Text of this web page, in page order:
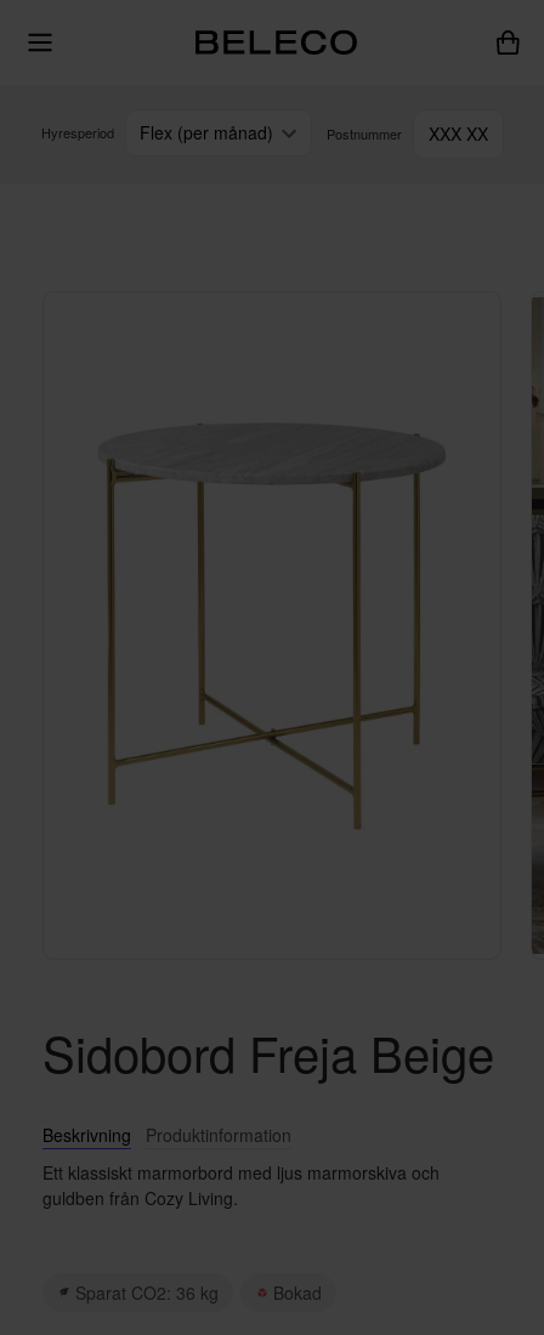
Hyresperiod Flex (per månad) Postnummer XXX XX
Sidobord Freja Beige
Beskrivning
Produktinformation
Ett klassiskt marmorbord med ljus marmorskiva och
guldben från Cozy Living.
Sparat CO2: 36 kg Bokad